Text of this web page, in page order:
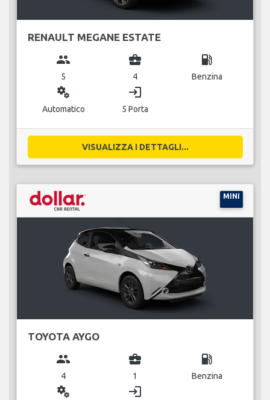
RENAULT MEGANE ESTATE
group
5
business_center
4
local_gas_station
Benzina
miscellaneous_services
Automatico
login
5 Porta
VISUALIZZA I DETTAGLI...
MINI
TOYOTA AYGO
group
4
business_center
1
local_gas_station
Benzina
miscellaneous_services login